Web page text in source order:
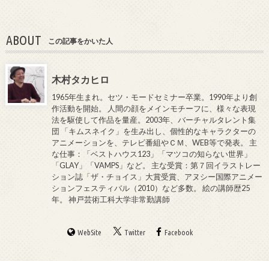
ABOUT この記事をかいた人
木村タカヒロ
1965年生まれ。セツ・モードセミナー卒業。1990年より創
作活動を開始。 人間の顔をメインモチーフに、様々な表現
法を駆使して作品を量産。2003年、バーチャルタレント集
団 「キムスネイク」を生み出し、個性的なキャラクターの
アニメーションを、テレビ番組やＣＭ、WEB等で発表。 主
な仕事：「ベストハウス123」「マツコの知らない世界」
「GLAY」「VAMPS」など。 主な受賞：第７回イラストレー
ション誌「ザ・チョイス」大賞受賞、アヌシー国際アニメー
ションフェスティバル（2010）など多数。 絵の講師歴25
年。 神戸芸術工科大学非常勤講師
WebSite Twitter Facebook